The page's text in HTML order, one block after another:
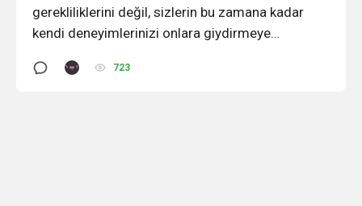
gerekliliklerini değil, sizlerin bu zamana kadar
kendi deneyimlerinizi onlara giydirmeye
723